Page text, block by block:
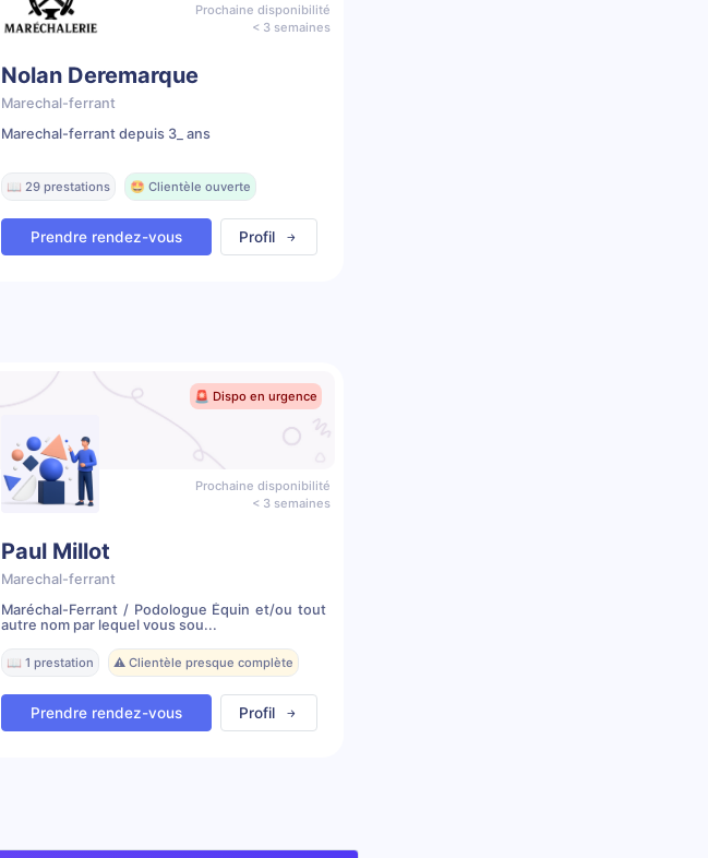
Prochaine disponibilité
< 3 semaines
Nolan Deremarque
Marechal-ferrant
Marechal-ferrant depuis 3_ ans
📖 29 prestations 🤩 Clientèle ouverte
Prendre rendez-vous Profil
🚨 Dispo en urgence
Prochaine disponibilité
< 3 semaines
Paul Millot
Marechal-ferrant
Maréchal-Ferrant / Podologue Équin et/ou tout
autre nom par lequel vous sou...
📖 1 prestation ⚠️ Clientèle presque complète
Prendre rendez-vous Profil